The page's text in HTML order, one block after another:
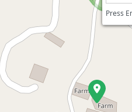
Press